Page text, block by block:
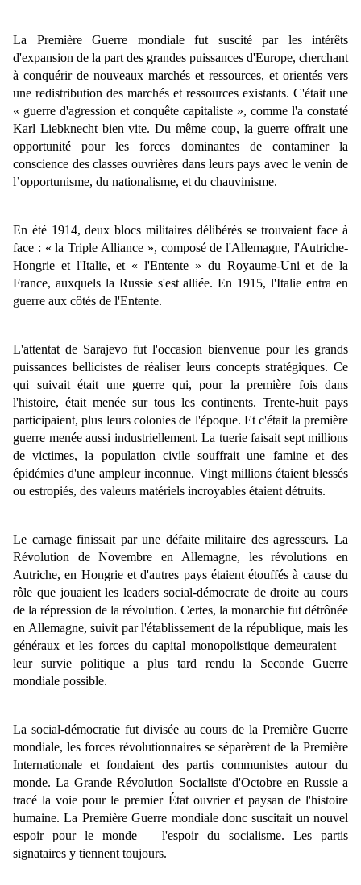
La Première Guerre mondiale fut suscité par les intérêts
d'expansion de la part des grandes puissances d'Europe, cherchant
à conquérir de nouveaux marchés et ressources, et orientés vers
une redistribution des marchés et ressources existants. C'était une
« guerre d'agression et conquête capitaliste », comme l'a constaté
Karl Liebknecht bien vite. Du même coup, la guerre offrait une
opportunité pour les forces dominantes de contaminer la
conscience des classes ouvrières dans leurs pays avec le venin de
l’opportunisme, du nationalisme, et du chauvinisme.
En été 1914, deux blocs militaires délibérés se trouvaient face à
face : « la Triple Alliance », composé de l'Allemagne, l'Autriche-
Hongrie et l'Italie, et « l'Entente » du Royaume-Uni et de la
France, auxquels la Russie s'est alliée. En 1915, l'Italie entra en
guerre aux côtés de l'Entente.
L'attentat de Sarajevo fut l'occasion bienvenue pour les grands
puissances bellicistes de réaliser leurs concepts stratégiques. Ce
qui suivait était une guerre qui, pour la première fois dans
l'histoire, était menée sur tous les continents. Trente-huit pays
participaient, plus leurs colonies de l'époque. Et c'était la première
guerre menée aussi industriellement. La tuerie faisait sept millions
de victimes, la population civile souffrait une famine et des
épidémies d'une ampleur inconnue. Vingt millions étaient blessés
ou estropiés, des valeurs matériels incroyables étaient détruits.
Le carnage finissait par une défaite militaire des agresseurs. La
Révolution de Novembre en Allemagne, les révolutions en
Autriche, en Hongrie et d'autres pays étaient étouffés à cause du
rôle que jouaient les leaders social-démocrate de droite au cours
de la répression de la révolution. Certes, la monarchie fut détrônée
en Allemagne, suivit par l'établissement de la république, mais les
généraux et les forces du capital monopolistique demeuraient –
leur survie politique a plus tard rendu la Seconde Guerre
mondiale possible.
La social-démocratie fut divisée au cours de la Première Guerre
mondiale, les forces révolutionnaires se séparèrent de la Première
Internationale et fondaient des partis communistes autour du
monde. La Grande Révolution Socialiste d'Octobre en Russie a
tracé la voie pour le premier État ouvrier et paysan de l'histoire
humaine. La Première Guerre mondiale donc suscitait un nouvel
espoir pour le monde – l'espoir du socialisme. Les partis
signataires y tiennent toujours.